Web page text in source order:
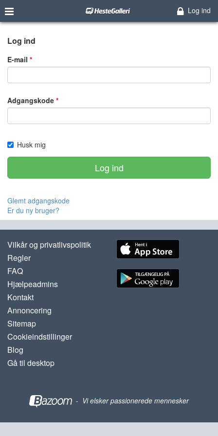
Log ind
Log ind
E-mail
Adgangskode
Husk mig
Log ind
Glemt adgangskode
Er du ny bruger?
Vilkår og privatlivspolitik
Regler
FAQ
Hjælpeadmins
Kontakt
Annoncering
Sitemap
Cookieindstillinger
Blog
Gå til desktop
- Vi elsker passionerede mennesker